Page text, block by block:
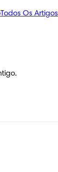
Todos Os Artigos